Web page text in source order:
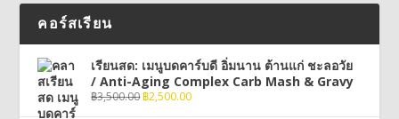
คอร์สเรียน
เรียนสด: เมนูบดคาร์บดี อิ่มนาน ต้านแก่ ชะลอวัย
/ Anti-Aging Complex Carb Mash & Gravy
฿3,500.00฿2,500.00